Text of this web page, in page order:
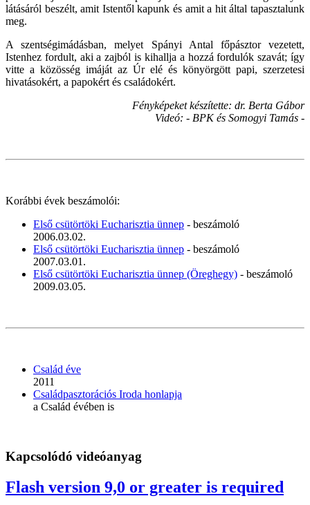
látásáról beszélt, amit Istentől kapunk és amit a hit által tapasztalunk
meg.
A szentségimádásban, melyet Spányi Antal főpásztor vezetett,
Istenhez fordult, aki a zajból is kihallja a hozzá fordulók szavát; így
vitte a közösség imáját az Úr elé és könyörgött papi, szerzetesi
hivatásokért, a papokért és családokért.
Fényképeket készítette: dr. Berta Gábor
Videó: - BPK és Somogyi Tamás -
Korábbi évek beszámolói:
Első csütörtöki Eucharisztia ünnep - beszámoló
2006.03.02.
Első csütörtöki Eucharisztia ünnep - beszámoló
2007.03.01.
Első csütörtöki Eucharisztia ünnep (Öreghegy) - beszámoló
2009.03.05.
Család éve
2011
Családpasztorációs Iroda honlapja
a Család évében is
Kapcsolódó videóanyag
Flash version 9,0 or greater is required